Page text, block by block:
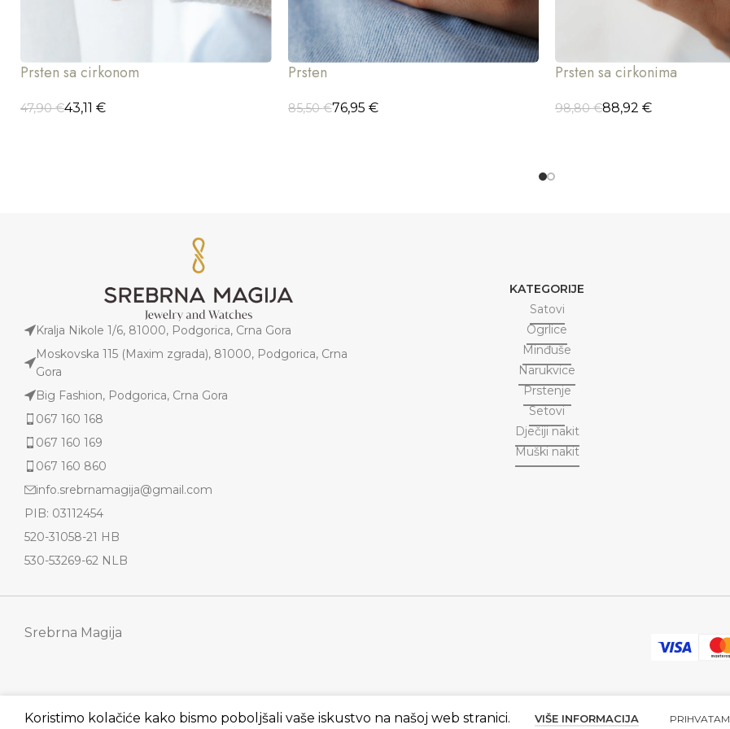
Prsten sa cirkonom
47,90€43,11 €
Prsten
85,50€76,95 €
Prsten sa cirkonima
98,80€88,92 €
Kralja Nikole 1/6, 81000, Podgorica, Crna Gora
Moskovska 115 (Maxim zgrada), 81000, Podgorica, Crna
Gora
Big Fashion, Podgorica, Crna Gora
067 160 168
067 160 169
067 160 860
info.srebrnamagija@gmail.com
PIB: 03112454
520-31058-21 HB
530-53269-62 NLB
KATEGORIJE
Satovi
Ogrlice
Minđuše
Narukvice
Prstenje
Setovi
Dječiji nakit
Muški nakit
Srebrna Magija
Koristimo kolačiće kako bismo poboljšali vaše iskustvo na našoj web stranici. VIŠE INFORMACIJA PRIHVATAM